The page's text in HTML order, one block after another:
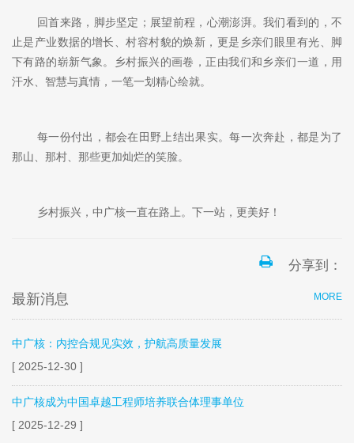
回首来路，脚步坚定；展望前程，心潮澎湃。我们看到的，不
止是产业数据的增长、村容村貌的焕新，更是 乡亲们 眼里有光、脚
下有路的崭新气象。乡村振兴的画卷，正由我们和乡亲们一道，用
汗水、智慧与真情，一笔一划精心绘就。
每一份付出，都会在田野上结出果实。每一次奔赴，都是为了
那山、那村、那些更加灿烂的笑脸。
乡村振兴， 中广核一直在路上。下一站，更美好！
分享到：
MORE
最新消息
中广核：内控合规见实效，护航高质量发展
[ 2025-12-30 ]
中广核成为中国卓越工程师培养联合体理事单位
[ 2025-12-29 ]